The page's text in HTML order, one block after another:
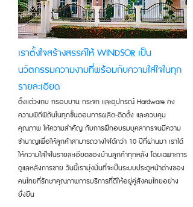
เราตั้งใจสร้างสรรค์ให้ WINDSOR เป็น
นวัตกรรมความงามที่พร้อมกับความใส่ใจในทุก
รายละเอียด
ตั้งแต่วงกบ กรอบบาน กระจก และอุปกรณ์ Hardware คง
ความพิถีพิถันในทุกขั้นตอนการผลิต-ติดตั้ง และควบคุม
คุณภาพ ให้ความสำคัญ กับการฝึกอบรมบุคลากรจนมีความ
ชำนาญเพื่อให้ลูกค้าสามารถวางใจได้กว่า 10 ปีที่ผ่านมา เราได้
ให้ความใส่ใจในรายละเอียดของบ้านลูกค้าทุกหลัง โดยเฉพาะการ
ดูแลหลังการขาย วันนี้เรามุ่งมั่นที่จะเป็นระบบประตูหน้าต่างของ
คนไทยที่รักษาคุณภาพการบริการที่ดีให้อยู่คู่สังคมไทยอย่าง
ยั่งยืน